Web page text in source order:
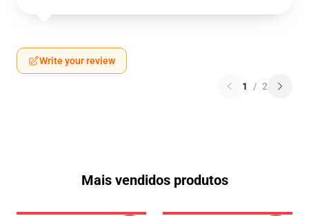
Write your review
1 / 2
Mais vendidos produtos